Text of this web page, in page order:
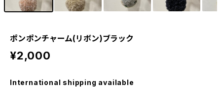
ポンポンチャーム(リボン)ブラック
¥2,000
International shipping available